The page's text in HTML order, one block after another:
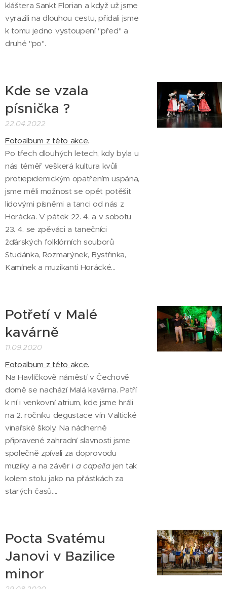
kláštera Sankt Florian a když už jsme
vyrazili na dlouhou cestu, přidali jsme
k tomu jedno vystoupení "před" a
druhé "po".
Kde se vzala
písnička ?
22.04.2022
Fotoalbum z této akce.
Po třech dlouhých letech, kdy byla u
nás téměř veškerá kultura kvůli
protiepidemickým opatřením uspána,
jsme měli možnost se opět potěšit
lidovými písněmi a tanci od nás z
Horácka. V pátek 22. 4. a v sobotu
23. 4. se zpěváci a tanečníci
žďárských folklórních souborů
Studánka, Rozmarýnek, Bystřinka,
Kamínek a muzikanti Horácké...
Potřetí v Malé
kavárně
11.09.2020
Fotoalbum z této akce.
Na Havlíčkově náměstí v Čechově
domě se nachází Malá kavárna. Patří
k ní i venkovní atrium, kde jsme hráli
na 2. ročníku degustace vín Valtické
vinařské školy. Na nádherně
připravené zahradní slavnosti jsme
společně zpívali za doprovodu
muziky a na závěr i a capellajen tak
kolem stolu jako na přástkách za
starých časů....
Pocta Svatému
Janovi v Bazilice
minor